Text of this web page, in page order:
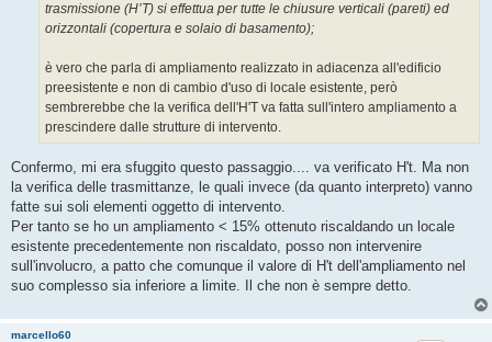
trasmissione (H’T) si effettua per tutte le chiusure verticali (pareti) ed
orizzontali (copertura e solaio di basamento);
è vero che parla di ampliamento realizzato in adiacenza all'edificio
preesistente e non di cambio d'uso di locale esistente, però
sembrerebbe che la verifica dell'H'T va fatta sull'intero ampliamento a
prescindere dalle strutture di intervento.
Confermo, mi era sfuggito questo passaggio.... va verificato H't. Ma non
la verifica delle trasmittanze, le quali invece (da quanto interpreto) vanno
fatte sui soli elementi oggetto di intervento.
Per tanto se ho un ampliamento < 15% ottenuto riscaldando un locale
esistente precedentemente non riscaldato, posso non intervenire
sull'involucro, a patto che comunque il valore di H't dell'ampliamento nel
suo complesso sia inferiore a limite. Il che non è sempre detto.
marcello60